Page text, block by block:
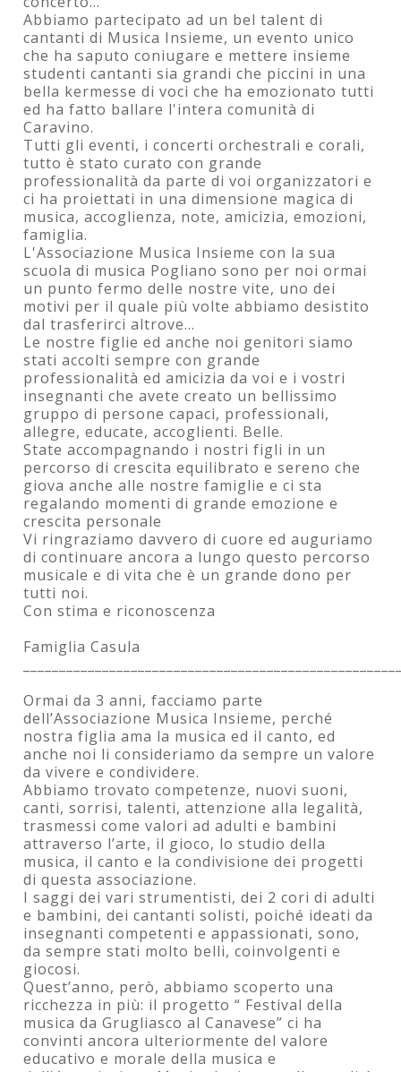
Abbiamo partecipato ad un bel talent di
cantanti di Musica Insieme, un evento unico
che ha saputo coniugare e mettere insieme
studenti cantanti sia grandi che piccini in una
bella kermesse di voci che ha emozionato tutti
ed ha fatto ballare l'intera comunità di
Caravino.
Tutti gli eventi, i concerti orchestrali e corali,
tutto è stato curato con grande
professionalità da parte di voi organizzatori e
ci ha proiettati in una dimensione magica di
musica, accoglienza, note, amicizia, emozioni,
famiglia.
L'Associazione Musica Insieme con la sua
scuola di musica Pogliano sono per noi ormai
un punto fermo delle nostre vite, uno dei
motivi per il quale più volte abbiamo desistito
dal trasferirci altrove...
Le nostre figlie ed anche noi genitori siamo
stati accolti sempre con grande
professionalità ed amicizia da voi e i vostri
insegnanti che avete creato un bellissimo
gruppo di persone capaci, professionali,
allegre, educate, accoglienti. Belle.
State accompagnando i nostri figli in un
percorso di crescita equilibrato e sereno che
giova anche alle nostre famiglie e ci sta
regalando momenti di grande emozione e
crescita personale
Vi ringraziamo davvero di cuore ed auguriamo
di continuare ancora a lungo questo percorso
musicale e di vita che è un grande dono per
tutti noi.
Con stima e riconoscenza
Famiglia Casula
Ormai da 3 anni, facciamo parte
dell’Associazione Musica Insieme, perché
nostra figlia ama la musica ed il canto, ed
anche noi li consideriamo da sempre un valore
da vivere e condividere.
Abbiamo trovato competenze, nuovi suoni,
canti, sorrisi, talenti, attenzione alla legalità,
trasmessi come valori ad adulti e bambini
attraverso l’arte, il gioco, lo studio della
musica, il canto e la condivisione dei progetti
di questa associazione.
I saggi dei vari strumentisti, dei 2 cori di adulti
e bambini, dei cantanti solisti, poiché ideati da
insegnanti competenti e appassionati, sono,
da sempre stati molto belli, coinvolgenti e
giocosi.
Quest’anno, però, abbiamo scoperto una
ricchezza in più: il progetto “ Festival della
musica da Grugliasco al Canavese” ci ha
convinti ancora ulteriormente del valore
educativo e morale della musica e